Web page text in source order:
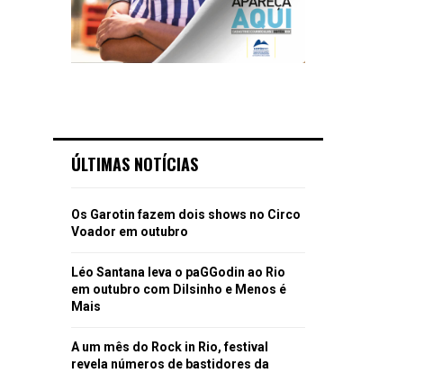
ÚLTIMAS NOTÍCIAS
Os Garotin fazem dois shows no Circo
Voador em outubro
Léo Santana leva o paGGodin ao Rio
em outubro com Dilsinho e Menos é
Mais
A um mês do Rock in Rio, festival
revela números de bastidores da